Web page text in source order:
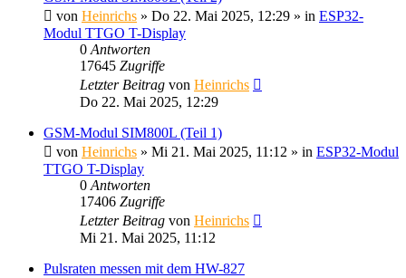
von Heinrichs » Do 22. Mai 2025, 12:29 » in ESP32-
Modul TTGO T-Display
0 Antworten
17645 Zugriffe
Letzter Beitrag von Heinrichs
Do 22. Mai 2025, 12:29
GSM-Modul SIM800L (Teil 1)
von Heinrichs » Mi 21. Mai 2025, 11:12 » in ESP32-Modul
TTGO T-Display
0 Antworten
17406 Zugriffe
Letzter Beitrag von Heinrichs
Mi 21. Mai 2025, 11:12
Pulsraten messen mit dem HW-827